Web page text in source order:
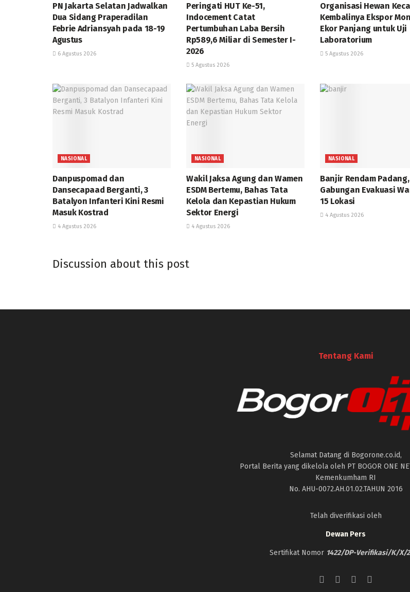
PN Jakarta Selatan Jadwalkan
Dua Sidang Praperadilan
Febrie Adriansyah pada 18-19
Agustus
6 Agustus 2026
Peringati HUT Ke-51,
Indocement Catat
Pertumbuhan Laba Bersih
Rp589,6 Miliar di Semester I-
2026
5 Agustus 2026
Organisasi Hewan
Kembalinya Ekspor
Ekor Panjang untuk Uji
Laboratorium
5 Agustus 2026
NASIONAL
Danpuspomad dan
Dansecapaad Berganti, 3
Batalyon Infanteri Kini Resmi
Masuk Kostrad
4 Agustus 2026
NASIONAL
Wakil Jaksa Agung dan Wamen
ESDM Bertemu, Bahas Tata
Kelola dan Kepastian Hukum
Sektor Energi
4 Agustus 2026
NASIONAL
Banjir Rendam
Gabungan Evakuasi
15 Lokasi
4 Agustus 2026
Discussion about this post
Tentang Kami
Selamat Datang di Bogorone.co.id,
Portal Berita yang dikelola oleh PT BOGOR ONE
Kemenkumham RI
No. AHU-0072.AH.01.02.TAHUN 2016
Telah diverifikasi oleh
Dewan Pers
Sertifikat Nomor 1422/DP-Verifikasi/K/X/